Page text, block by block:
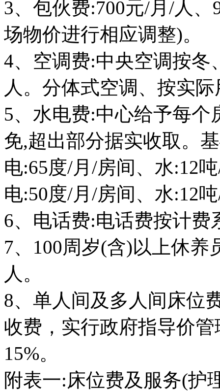
3、包伙费:700元/月/人
场物价进行相应调整)。
4、空调费:中央空调按冬
人。分体式空调、按实
5、水电费:中心给予每
免,超出部分据实收取。
电:65度/月/房间、水:12
电:50度/月/房间、水:12
6、电话费:电话费按计费
7、100周岁(含)以上休养
人。
8、单人间及多人间床位
收费，实行政府指导价
15%。
附表一:床位费及服务(护